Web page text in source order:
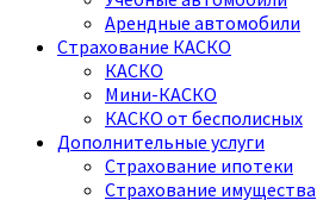
Арендные автомобили
Страхование КАСКО
КАСКО
Мини-КАСКО
КАСКО от бесполисных
Дополнительные услуги
Страхование ипотеки
Страхование имущества